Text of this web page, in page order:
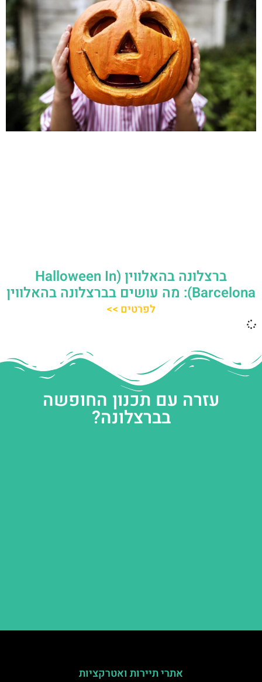
ברצלונה בהאלווין (Halloween In
Barcelona): מה עושים בברצלונה בהאלווין
לפרטים >>
עזרה עם תכנון החופשה
בברצלונה?
אתרי תיירות ואטרקציות